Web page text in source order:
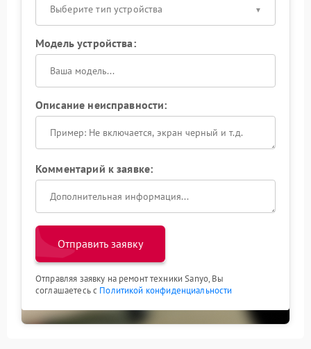
Выберите тип устройства
Модель устройства:
Описание неисправности:
Комментарий к заявке:
Отправить заявку
Отправляя заявку на ремонт техники Sanyo, Вы
соглашаетесь с Политикой конфиденциальности